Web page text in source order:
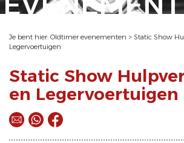
Je bent hier: Oldtimer evenementen > Static Show
Legervoertuigen
Static Show
en Legervoertuigen